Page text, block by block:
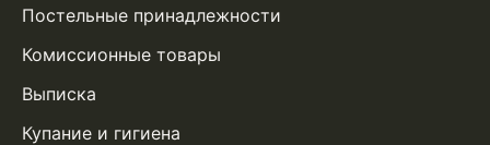
Постельные принадлежности
Комиссионные товары
Выписка
Купание и гигиена